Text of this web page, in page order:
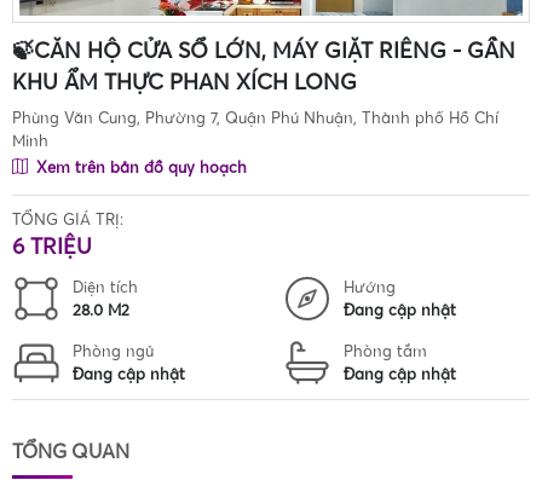
🍃CĂN HỘ CỬA SỔ LỚN, MÁY GIẶT RIÊNG - GẦN
KHU ẨM THỰC PHAN XÍCH LONG
Phùng Văn Cung, Phường 7, Quận Phú Nhuận, Thành phố Hồ Chí
Minh
Xem trên bản đồ quy hoạch
TỔNG GIÁ TRỊ:
6 TRIỆU
Diện tích
28.0 M2
Hướng
Đang cập nhật
Phòng ngủ
Đang cập nhật
Phòng tắm
Đang cập nhật
TỔNG QUAN